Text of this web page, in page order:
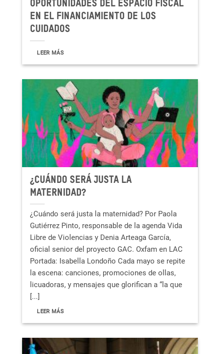
Oportunidades del espacio fiscal
en el financiamiento de los
cuidados
LEER MÁS
¿Cuándo será justa la
maternidad?
¿Cuándo será justa la maternidad? Por Paola
Gutiérrez Pinto, responsable de la agenda Vida
Libre de Violencias y Denia Arteaga García,
oficial senior del proyecto GAC. Oxfam en LAC
Portada: Isabella Londoño Cada mayo se repite
la escena: canciones, promociones de ollas,
licuadoras, y mensajes que glorifican a “la que
[...]
LEER MÁS